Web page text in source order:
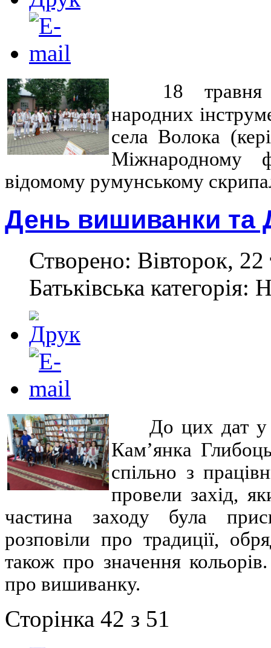
18 травня
народних
села Волока
Міжнародному
відомому румунському
День вишиванки та
Створено: Вівторок,
Батьківська категорія:
До цих дат у
Кам’янка
спільно з
провели захід,
частина заходу була
розповіли про традиції,
також про значення
про вишиванку.
Сторінка 42 з 51